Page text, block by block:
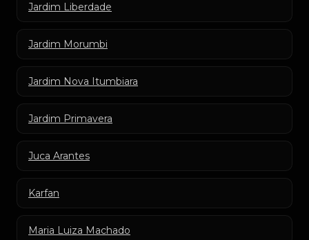
Jardim Liberdade
Jardim Morumbi
Jardim Nova Itumbiara
Jardim Primavera
Juca Arantes
Karfan
Maria Luiza Machado